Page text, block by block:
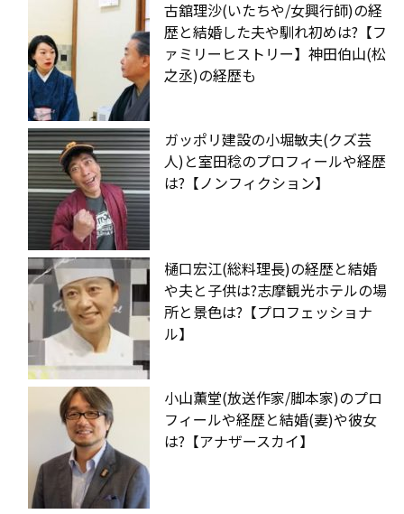
古舘理沙(いたちや/女興行師)の経
歴と結婚した夫や馴れ初めは?【フ
ァミリーヒストリー】神田伯山(松
之丞)の経歴も
ガッポリ建設の小堀敏夫(クズ芸
人)と室田稔のプロフィールや経歴
は?【ノンフィクション】
樋口宏江(総料理長)の経歴と結婚
や夫と子供は?志摩観光ホテルの場
所と景色は?【プロフェッショナ
ル】
小山薫堂(放送作家/脚本家)のプロ
フィールや経歴と結婚(妻)や彼女
は?【アナザースカイ】